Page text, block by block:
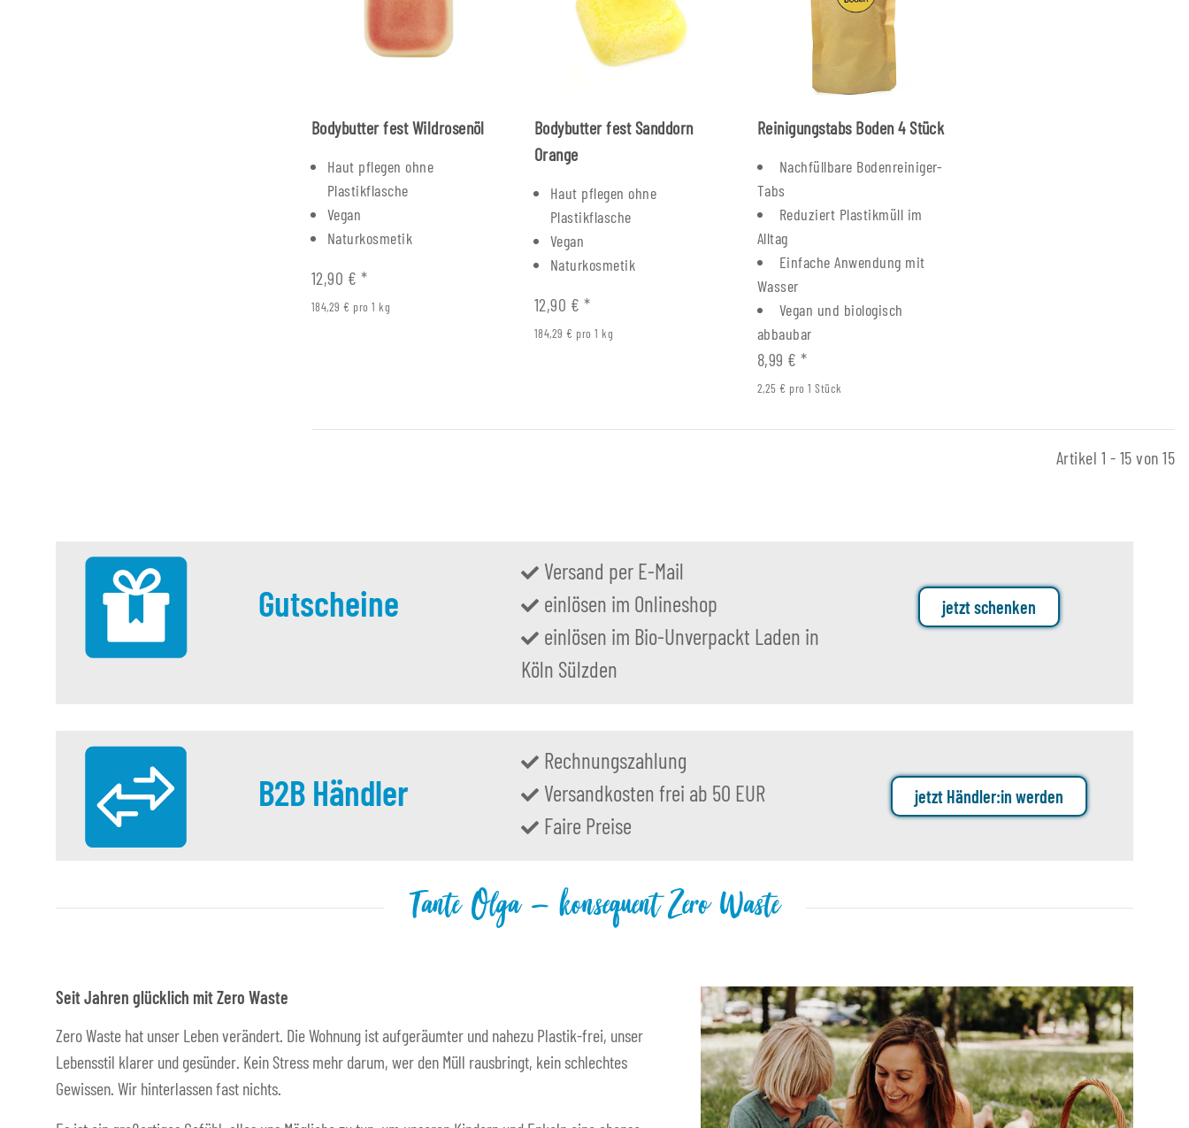
Bodybutter fest Wildrosenöl
Haut pflegen ohne
Plastikflasche
Vegan
Naturkosmetik
12,90 € *
184,29 € pro 1 kg
Bodybutter fest Sanddorn
Orange
Haut pflegen ohne
Plastikflasche
Vegan
Naturkosmetik
12,90 € *
184,29 € pro 1 kg
Reinigungstabs Boden 4 Stück
Nachfüllbare Bodenreiniger-
Tabs
Reduziert Plastikmüll im
Alltag
Einfache Anwendung mit
Wasser
Vegan und biologisch
abbaubar
8,99 €*
2,25 € pro 1 Stück
Artikel 1 - 15 von 15
Gutscheine
Versand per E-Mail
einlösen im Onlineshop
einlösen im Bio-Unverpackt Laden in
Köln Sülzden
jetzt schenken
B2B Händler
Rechnungszahlung
Versandkosten frei ab 50 EUR
Faire Preise
jetzt Händler:in werden
Tante Olga – konsequent Zero Waste
Seit Jahren glücklich mit Zero Waste
Zero Waste hat unser Leben verändert. Die Wohnung ist aufgeräumter und nahezu Plastik-frei, unser
Lebensstil klarer und gesünder. Kein Stress mehr darum, wer den Müll rausbringt, kein schlechtes
Gewissen. Wir hinterlassen fast nichts.